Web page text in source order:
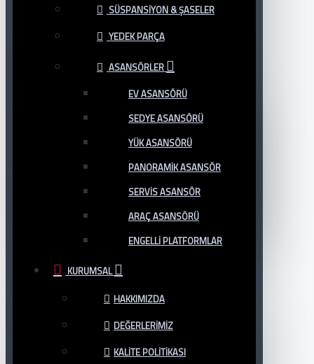
SÜSPANSIYON & ŞASELER
YEDEK PARÇA
ASANSÖRLER
EV ASANSÖRÜ
SEDYE ASANSÖRÜ
YÜK ASANSÖRÜ
PANORAMIK ASANSÖR
SERVIS ASANSÖR
ARAÇ ASANSÖRÜ
ENGELLI PLATFORMLAR
KURUMSAL
HAKKIMIZDA
DEĞERLERIMIZ
KALITE POLITIKASI